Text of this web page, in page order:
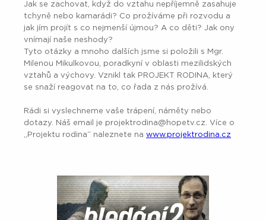
Jak se zachovat, když do vztahu nepříjemně zasahuje
tchyně nebo kamarádi? Co prožíváme při rozvodu a
jak jím projít s co nejmenší újmou? A co děti? Jak ony
vnímají naše neshody?
Tyto otázky a mnoho dalších jsme si položili s Mgr.
Milenou Mikulkovou, poradkyní v oblasti mezilidských
vztahů a výchovy. Vznikl tak PROJEKT RODINA, který
se snaží reagovat na to, co řada z nás prožívá.
Rádi si vyslechneme vaše trápení, náměty nebo
dotazy. Náš email je projektrodina@hopetv.cz. Více o
„Projektu rodina“ naleznete na www.projektrodina.cz